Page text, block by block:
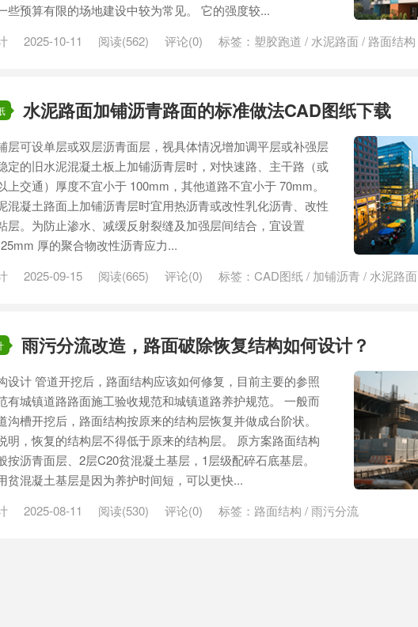
些预算有限的场地建设中较为常见。 它的强度较...
2025-10-11 阅读(562) 评论(0) 标签： 塑胶跑道 / 水泥路面/ 路面结构
水泥路面加铺沥青路面的标准做法CAD图纸下载
层可设单层或双层沥青面层，视具体情况增加调平层或补强层
定的旧水泥混凝土板上加铺沥青层时，对快速路、主干路（或
上交通）厚度不宜小于 100mm，其他道路不宜小于 70mm。
混凝土路面上加铺沥青层时宜用热沥青或改性乳化沥青、改性
层。为防止渗水、减缓反射裂缝及加强层间结合，宜设置
厚的聚合物改性沥青应力...
2025-09-15 阅读(665) 评论(0) 标签： CAD图纸/ 加铺沥青 / 水泥路面
雨污分流改造，路面破除恢复结构如何设计？
设计 管道开挖后，路面结构应该如何修复，目前主要的参照
有城镇道路路面施工验收规范和城镇道路养护规范。 一般而
沟槽开挖后，路面结构按原来的结构层恢复并做成台阶状。
明，恢复的结构层不得低于原来的结构层。 原方案路面结构
按沥青面层、2层C20贫混凝土基层，1层级配碎石底基层。
贫混凝土基层是因为养护时间短，可以更快...
2025-08-11 阅读(530) 评论(0) 标签： 路面结构 /雨污分流